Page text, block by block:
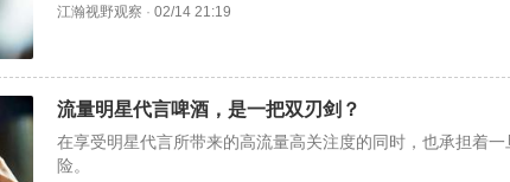
江瀚视野观察 · 02/14 21:19
流量明星代言啤酒，是一把双刃剑？
在享受明星代言所带来的高流量高关注度的同时，也承担着一
险。